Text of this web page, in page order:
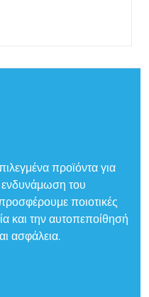
προϊόντα για
ενδυνάμωση του
ποιοτικές
και την αυτοπεποίθησή
ασφάλεια.